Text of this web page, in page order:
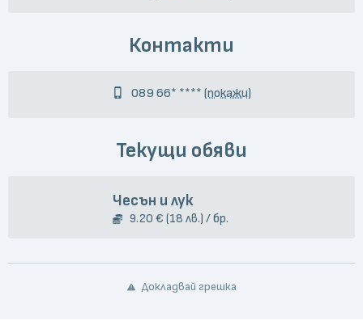
Контакти
089 66* **** (покажи)
Текущи обяви
Чесън и лук
9.20 € (18 лв.) / бр.
Докладвай грешка